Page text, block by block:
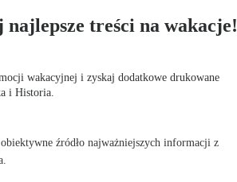
najlepsze treści na wakacje!
wakacyjnej i zyskaj dodatkowe drukowane
i Historia.
źródło najważniejszych informacji z